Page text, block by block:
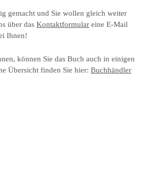
gemacht und Sie wollen gleich weiter
über das Kontaktformular eine E-Mail
Ihnen!
können Sie das Buch auch in einigen
Übersicht finden Sie hier: Buchhändler